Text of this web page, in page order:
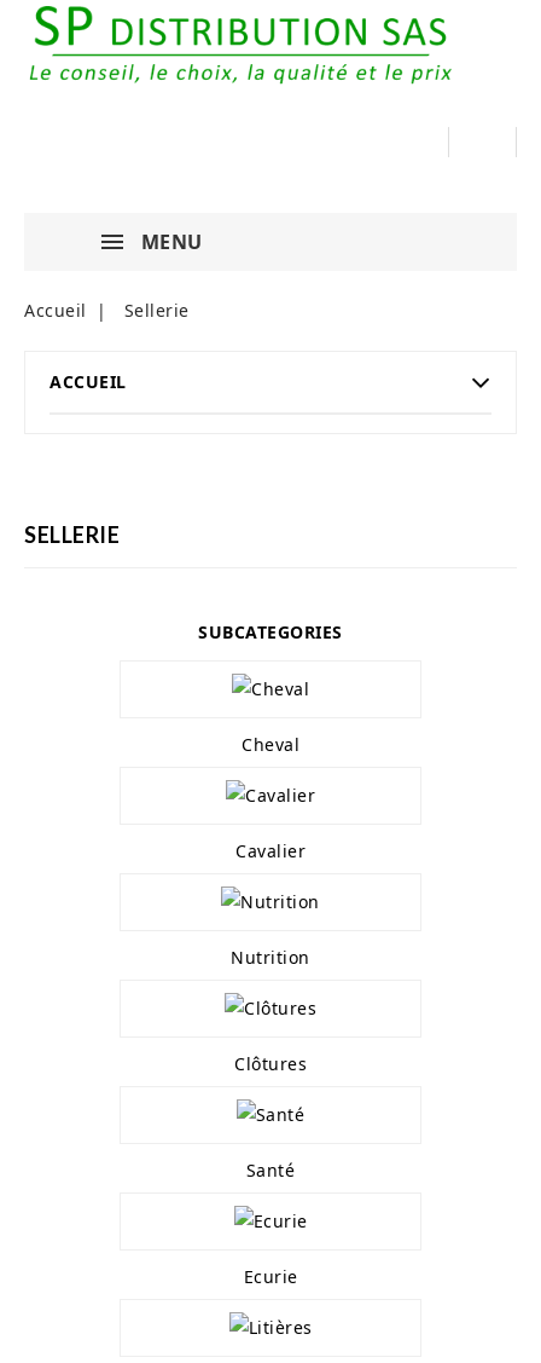
MENU
Accueil Sellerie
ACCUEIL
SELLERIE
SUBCATEGORIES
Cheval
Cavalier
Nutrition
Clôtures
Santé
Ecurie